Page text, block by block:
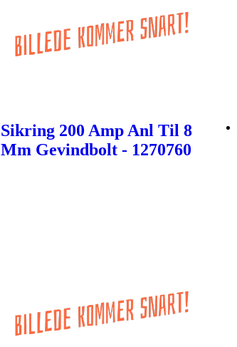
Sikring 200 Amp Anl Til 8
Mm Gevindbolt - 1270760